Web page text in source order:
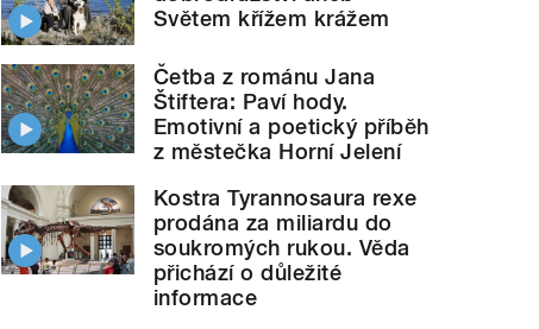
Světem křížem krážem
Četba z románu Jana
Štiftera: Paví hody.
Emotivní a poetický příběh
z městečka Horní Jelení
Kostra Tyrannosaura rexe
prodána za miliardu do
soukromých rukou. Věda
přichází o důležité
informace